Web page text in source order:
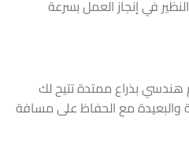
في إنجاز العمل بسرعة
بذراع ممتدة تتيح لك
والبعيدة مع الحفاظ على مسافة